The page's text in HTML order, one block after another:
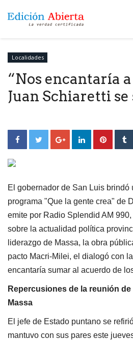
Localidades
“Nos encantaría
Juan Schiaretti se
El gobernador de San Luis brindó
programa "Que la gente crea" de
emite por Radio Splendid AM
sobre la actualidad política
liderazgo de Massa, la obra
pacto Macri-Milei, el dialogó con
encantaría sumar al acuerdo de
Repercusiones de la reunión
Massa
El jefe de Estado puntano se
mantuvo con sus pares este